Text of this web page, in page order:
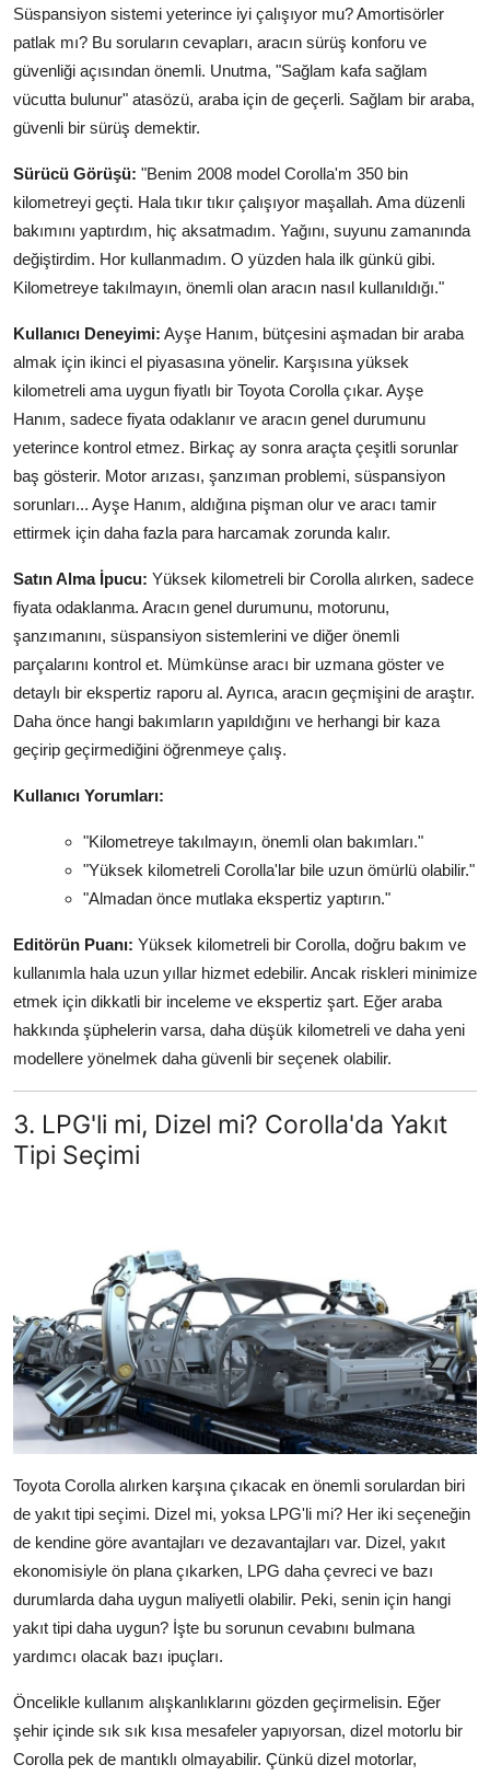
Süspansiyon sistemi yeterince iyi çalışıyor mu? Amortisörler
patlak mı? Bu soruların cevapları, aracın sürüş konforu ve
güvenliği açısından önemli. Unutma, "Sağlam kafa sağlam
vücutta bulunur" atasözü, araba için de geçerli. Sağlam bir araba,
güvenli bir sürüş demektir.
Sürücü Görüşü: "Benim 2008 model Corolla'm 350 bin
kilometreyi geçti. Hala tıkır tıkır çalışıyor maşallah. Ama düzenli
bakımını yaptırdım, hiç aksatmadım. Yağını, suyunu zamanında
değiştirdim. Hor kullanmadım. O yüzden hala ilk günkü gibi.
Kilometreye takılmayın, önemli olan aracın nasıl kullanıldığı."
Kullanıcı Deneyimi: Ayşe Hanım, bütçesini aşmadan bir araba
almak için ikinci el piyasasına yönelir. Karşısına yüksek
kilometreli ama uygun fiyatlı bir Toyota Corolla çıkar. Ayşe
Hanım, sadece fiyata odaklanır ve aracın genel durumunu
yeterince kontrol etmez. Birkaç ay sonra araçta çeşitli sorunlar
baş gösterir. Motor arızası, şanzıman problemi, süspansiyon
sorunları... Ayşe Hanım, aldığına pişman olur ve aracı tamir
ettirmek için daha fazla para harcamak zorunda kalır.
Satın Alma İpucu: Yüksek kilometreli bir Corolla alırken, sadece
fiyata odaklanma. Aracın genel durumunu, motorunu,
şanzımanını, süspansiyon sistemlerini ve diğer önemli
parçalarını kontrol et. Mümkünse aracı bir uzmana göster ve
detaylı bir ekspertiz raporu al. Ayrıca, aracın geçmişini de araştır.
Daha önce hangi bakımların yapıldığını ve herhangi bir kaza
geçirip geçirmediğini öğrenmeye çalış.
Kullanıcı Yorumları:
"Kilometreye takılmayın, önemli olan bakımları."
"Yüksek kilometreli Corolla'lar bile uzun ömürlü olabilir."
"Almadan önce mutlaka ekspertiz yaptırın."
Editörün Puanı: Yüksek kilometreli bir Corolla, doğru bakım ve
kullanımla hala uzun yıllar hizmet edebilir. Ancak riskleri minimize
etmek için dikkatli bir inceleme ve ekspertiz şart. Eğer araba
hakkında şüphelerin varsa, daha düşük kilometreli ve daha yeni
modellere yönelmek daha güvenli bir seçenek olabilir.
3. LPG'li mi, Dizel mi? Corolla'da Yakıt
Tipi Seçimi
Toyota Corolla alırken karşına çıkacak en önemli sorulardan biri
de yakıt tipi seçimi. Dizel mi, yoksa LPG'li mi? Her iki seçeneğin
de kendine göre avantajları ve dezavantajları var. Dizel, yakıt
ekonomisiyle ön plana çıkarken, LPG daha çevreci ve bazı
durumlarda daha uygun maliyetli olabilir. Peki, senin için hangi
yakıt tipi daha uygun? İşte bu sorunun cevabını bulmana
yardımcı olacak bazı ipuçları.
Öncelikle kullanım alışkanlıklarını gözden geçirmelisin. Eğer
şehir içinde sık sık kısa mesafeler yapıyorsan, dizel motorlu bir
Corolla pek de mantıklı olmayabilir. Çünkü dizel motorlar,